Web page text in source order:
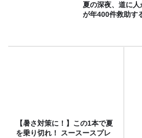
夏の深夜、道に
が年400件救助す
【暑さ対策に！】この1本で夏
を乗り切れ！ スースースプレ